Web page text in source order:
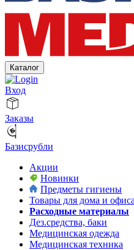
Каталог
Вход
Заказы
Базисрубли
Акции
Новинки
Предметы гигиены
Товары для дома и офиса
Расходные материалы
Дез.средства, баки
Медицинская одежда
Медицинская техника